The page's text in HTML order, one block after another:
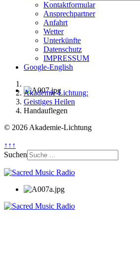
Kontaktformular
Ansprechpartner
Anfahrt
Wetter
Unterkünfte
Datenschutz
IMPRESSUM
Google-English
Akademie-Lichtung:
Geistiges Heilen
Handauflegen
© 2026 Akademie-Lichtung
↑↑↑
Suchen